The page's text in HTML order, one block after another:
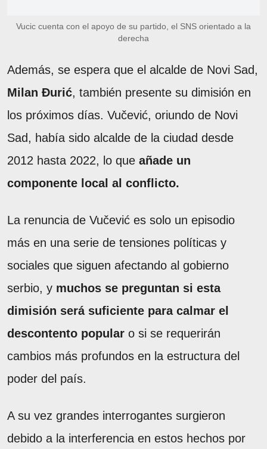
Vucic cuenta con el apoyo de su partido, el SNS orientado a la
derecha
Además, se espera que el alcalde de Novi Sad,
Milan Đurić, también presente su dimisión en
los próximos días. Vučević, oriundo de Novi
Sad, había sido alcalde de la ciudad desde
2012 hasta 2022, lo que añade un
componente local al conflicto.
La renuncia de Vučević es solo un episodio
más en una serie de tensiones políticas y
sociales que siguen afectando al gobierno
serbio, y muchos se preguntan si esta
dimisión será suficiente para calmar el
descontento popular o si se requerirán
cambios más profundos en la estructura del
poder del país.
A su vez grandes interrogantes surgieron
debido a la interferencia en estos hechos por